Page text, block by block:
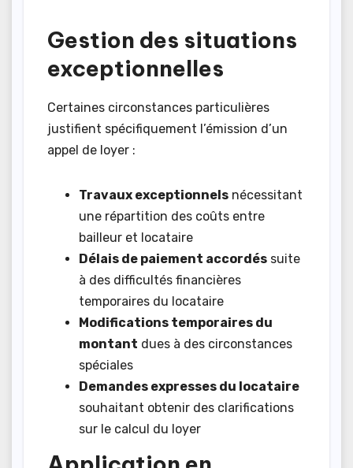
Gestion des situations
exceptionnelles
Certaines circonstances particulières
justifient spécifiquement l’émission d’un
appel de loyer :
Travaux exceptionnels nécessitant
une répartition des coûts entre
bailleur et locataire
Délais de paiement accordés suite
à des difficultés financières
temporaires du locataire
Modifications temporaires du
montant dues à des circonstances
spéciales
Demandes expresses du locataire
souhaitant obtenir des clarifications
sur le calcul du loyer